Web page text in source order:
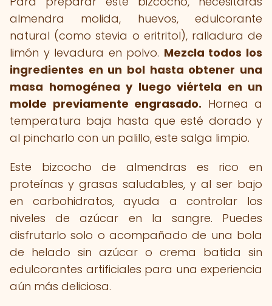
almendra molida, huevos, edulcorante
natural (como stevia o eritritol), ralladura de
limón y levadura en polvo. Mezcla todos los
ingredientes en un bol hasta obtener una
masa homogénea y luego viértela en un
molde previamente engrasado. Hornea a
temperatura baja hasta que esté dorado y
al pincharlo con un palillo, este salga limpio.
Este bizcocho de almendras es rico en
proteínas y grasas saludables, y al ser bajo
en carbohidratos, ayuda a controlar los
niveles de azúcar en la sangre. Puedes
disfrutarlo solo o acompañado de una bola
de helado sin azúcar o crema batida sin
edulcorantes artificiales para una experiencia
aún más deliciosa.